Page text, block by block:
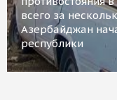
всего за
Азербайджан
республики